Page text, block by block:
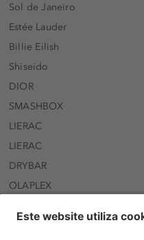
Sol de Janeiro
Estée Lauder
Billie Eilish
Shiseido
DIOR
SMASHBOX
LIERAC
LIERAC
DRYBAR
OLAPLEX